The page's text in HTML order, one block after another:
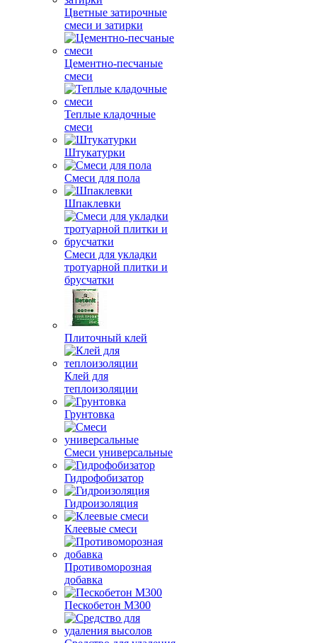
Цветные затирочные
смеси и затирки
Цементно-песчаные
смеси
Теплые кладочные
смеси
Штукатурки
Смеси для пола
Шпаклевки
Смеси для укладки
тротуарной плитки и
брусчатки
Плиточный клей
Клей для
теплоизоляции
Грунтовка
Смеси универсальные
Гидрофобизатор
Гидроизоляция
Клеевые смеси
Противоморозная
добавка
Пескобетон М300